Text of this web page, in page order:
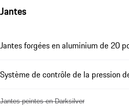
Jantes
Jantes forgées en aluminium de 20
Système de contrôle de la pression
Jantes peintes en Darksilver